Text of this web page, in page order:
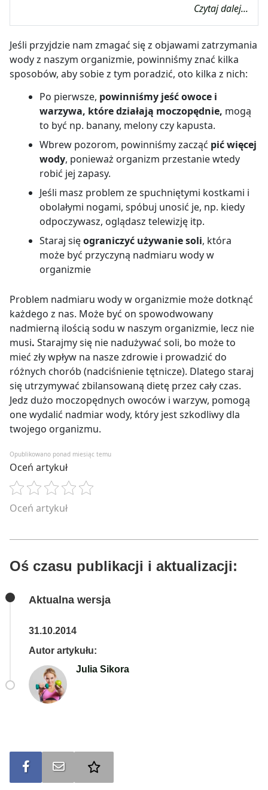
Czytaj dalej...
Jeśli przyjdzie nam zmagać się z objawami zatrzymania
wody z naszym organizmie, powinniśmy znać kilka
sposobów, aby sobie z tym poradzić, oto kilka z nich:
Po pierwsze, powinniśmy jeść owoce i
warzywa, które działają moczopędnie, mogą
to być np. banany, melony czy kapusta.
Wbrew pozorom, powinniśmy zacząć pić więcej
wody, ponieważ organizm przestanie wtedy
robić jej zapasy.
Jeśli masz problem ze spuchniętymi kostkami i
obolałymi nogami, spóbuj unosić je, np. kiedy
odpoczywasz, oglądasz telewizję itp.
Staraj sięograniczyć używanie soli, która
może być przyczyną nadmiaru wody w
organizmie
Problem nadmiaru wody w organizmie może dotknąć
każdego z nas. Może być on spowodwowany
nadmierną ilością sodu w naszym organizmie, lecz nie
musi. Starajmy się nie nadużywać soli, bo może to
mieć zły wpływ na nasze zdrowie i prowadzić do
różnych chorób (nadciśnienie tętnicze). Dlatego staraj
się utrzymywać zbilansowaną dietę przez cały czas.
Jedz dużo moczopędnych owoców i warzyw, pomogą
one wydalić nadmiar wody, który jest szkodliwy dla
twojego organizmu.
Opublikowano ponad miesiąc temu
Oceń artykuł
Oceń artykuł
Oś czasu publikacji i aktualizacji:
Aktualna wersja
31.10.2014
Autor artykułu:
Julia Sikora
Udostępnij na FBWyślij na e-mail